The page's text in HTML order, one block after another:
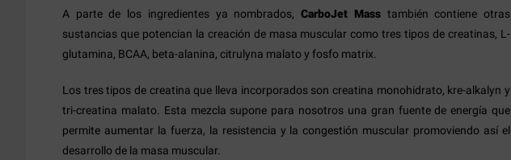
A parte de los ingredientes ya nombrados,CarboJet Masstambién contiene otras
sustancias que potencian la creación de masa muscular como tres tipos de creatinas, L-
glutamina, BCAA, beta-alanina, citrulyna malato y fosfo matrix.
Los tres tipos de creatina que lleva incorporados son creatina monohidrato, kre-alkalyn y
tri-creatina malato. Esta mezcla supone para nosotros una gran fuente de energía que
permite aumentar la fuerza, la resistencia y la congestión muscular promoviendo así el
desarrollo de la masa muscular.